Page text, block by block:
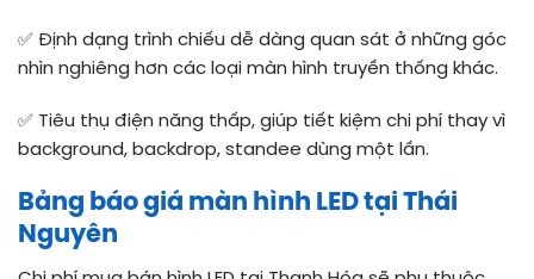
✅ Định dạng trình chiếu dễ dàng quan sát ở những góc
nhìn nghiêng hơn các loại màn hình truyền thống khác.
✅ Tiêu thụ điện năng thấp, giúp tiết kiệm chi phí thay vì
background, backdrop, standee dùng một lần.
Bảng báo giá màn hình LED tại Thái
Nguyên